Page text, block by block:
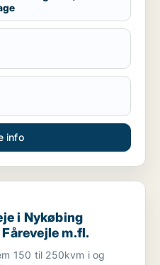
info
Sjælland, Hørve eller
i Nykøbing
m.fl.
150 til 250kvm i og